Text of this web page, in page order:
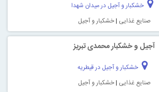
خشکبار و آجیل در میدان شهدا
صنایع غذایی |خشکبار و آجیل
آجیل و خشکبار محمدی تبریز
خشکبار و آجیل در قیطریه
صنایع غذایی |خشکبار و آجیل